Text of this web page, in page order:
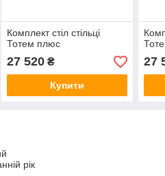
Комплект стіл стільці
Тотем плюс
27 520₴
Купити
27
рік